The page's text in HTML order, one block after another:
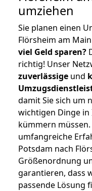
umziehen
Sie planen einen
Flörsheim am
viel Geld sparen?
richtig! Unser
zuverlässige und
damit Sie sich um
wichtigen Dinge
kümmern
umfangreiche
Potsdam nach
Größenordnung
garantieren, dass
passende Lösung